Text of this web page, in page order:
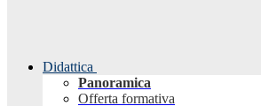
Didattica
Panoramica
Offerta formativa